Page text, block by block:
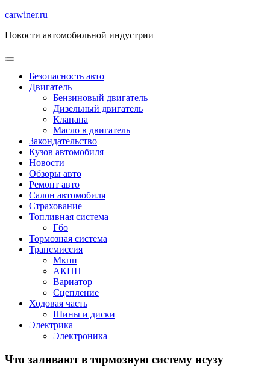
Перейти
содержимому
carwiner.ru
Новости автомобильной индустрии
Безопасность авто
Двигатель
Бензиновый двигатель
Дизельный двигатель
Клапана
Масло в двигатель
Закондательство
Кузов автомобиля
Новости
Обзоры авто
Ремонт авто
Салон автомобиля
Страхование
Топливная система
Гбо
Тормозная система
Трансмиссия
Мкпп
АКПП
Вариатор
Сцепление
Ходовая часть
Шины и диски
Электрика
Электроника
Что заливают в тормозную систему исузу